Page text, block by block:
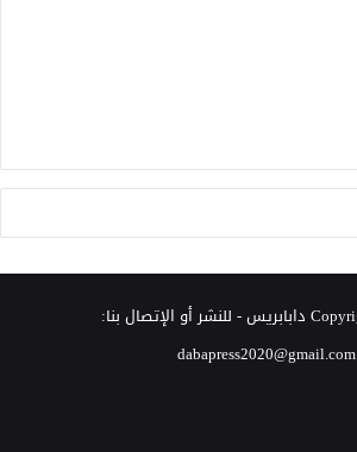
دابابريس- للنشر أو الإتصال بنا:
dabapress2020@gmail.com